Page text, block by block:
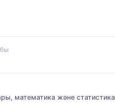
математика және статистика